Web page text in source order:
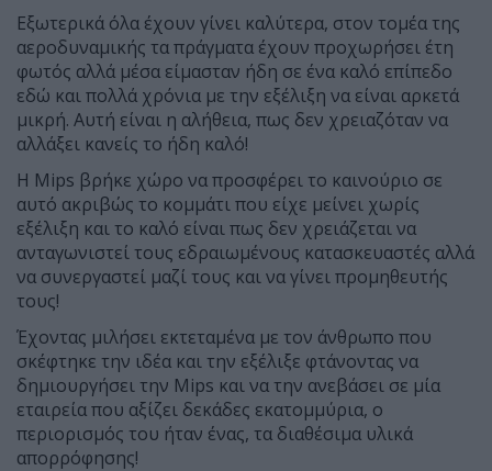
Εξωτερικά όλα έχουν γίνει καλύτερα, στον τομέα της
αεροδυναμικής τα πράγματα έχουν προχωρήσει έτη
φωτός αλλά μέσα είμασταν ήδη σε ένα καλό επίπεδο
εδώ και πολλά χρόνια με την εξέλιξη να είναι αρκετά
μικρή. Αυτή είναι η αλήθεια, πως δεν χρειαζόταν να
αλλάξει κανείς το ήδη καλό!
Η Mips βρήκε χώρο να προσφέρει το καινούριο σε
αυτό ακριβώς το κομμάτι που είχε μείνει χωρίς
εξέλιξη και το καλό είναι πως δεν χρειάζεται να
ανταγωνιστεί τους εδραιωμένους κατασκευαστές αλλά
να συνεργαστεί μαζί τους και να γίνει προμηθευτής
τους!
Έχοντας μιλήσει εκτεταμένα με τον άνθρωπο που
σκέφτηκε την ιδέα και την εξέλιξε φτάνοντας να
δημιουργήσει την Mips και να την ανεβάσει σε μία
εταιρεία που αξίζει δεκάδες εκατομμύρια, ο
περιορισμός του ήταν ένας, τα διαθέσιμα υλικά
απορρόφησης!